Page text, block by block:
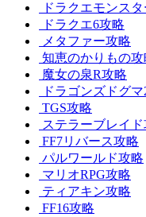
ドラクエモンス
ドラクエ6攻略
メタファー攻略
知恵のかりもの攻
魔女の泉R攻略
ドラゴンズドグ
TGS攻略
ステラーブレイド
FF7リバース攻略
パルワールド攻略
マリオRPG攻略
ティアキン攻略
FF16攻略